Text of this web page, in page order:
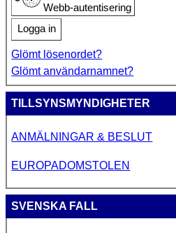
Webb-autentisering
Logga in
Glömt lösenordet?
Glömt användarnamnet?
TILLSYNSMYNDIGHETER
ANMÄLNINGAR & BESLUT
EUROPADOMSTOLEN
SVENSKA FALL